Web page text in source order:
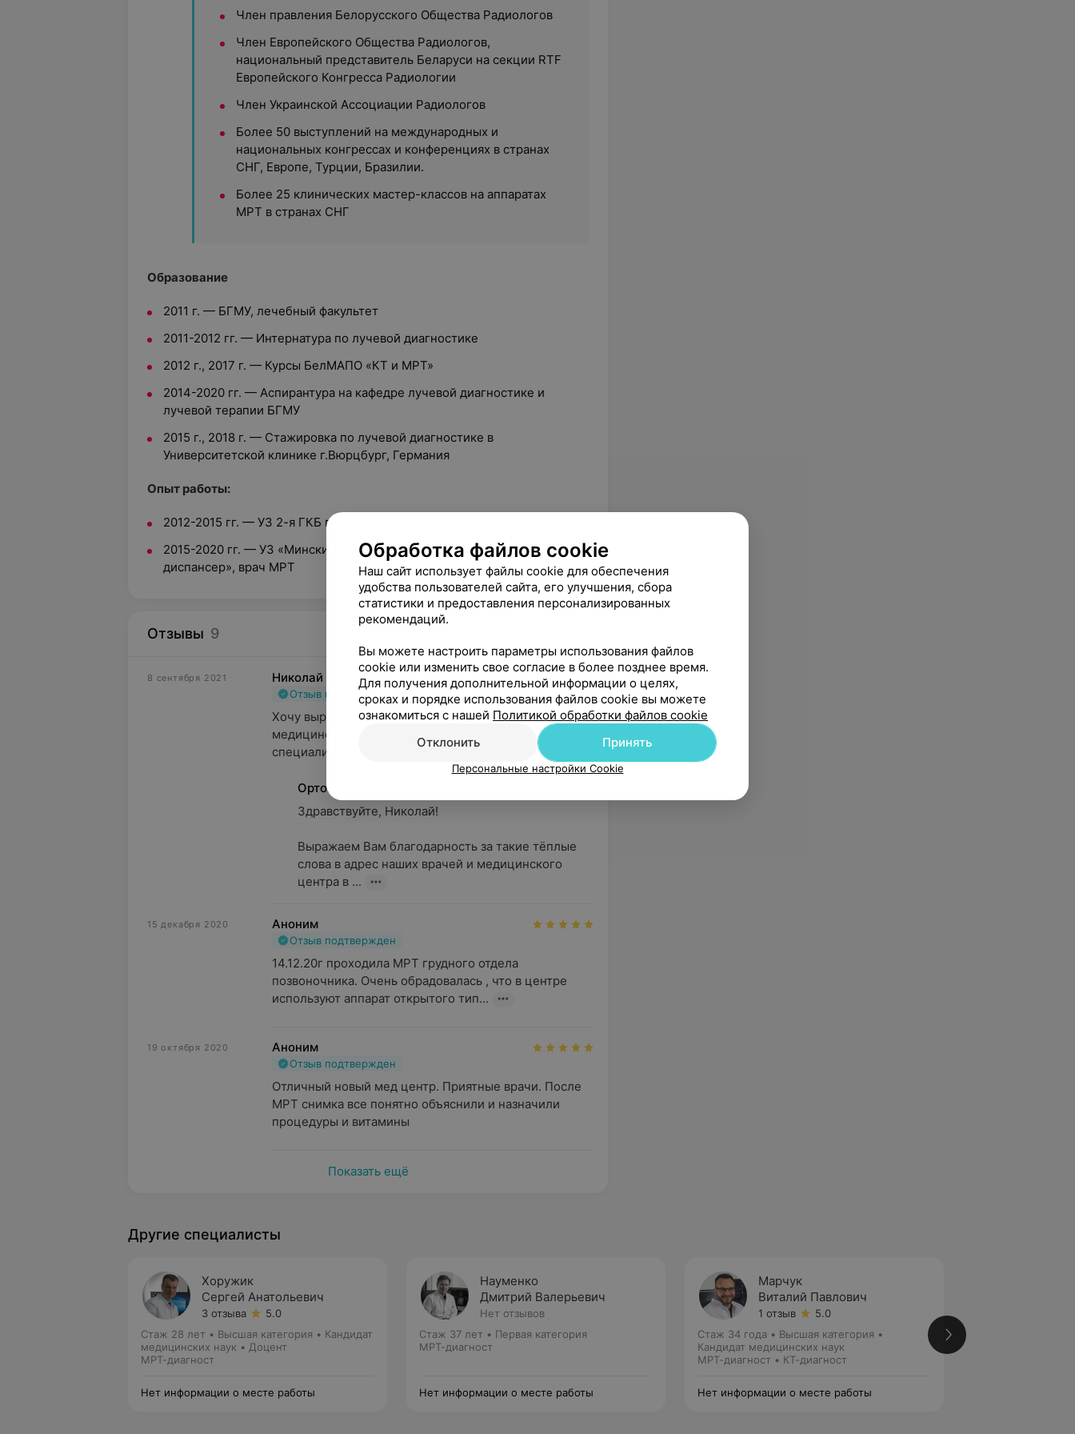
Член правления Белорусского Общества Радиологов
Член Европейского Общества Радиологов,
национальный представитель Беларуси на секции RTF
Европейского Конгресса Радиологии
Член Украинской Ассоциации Радиологов
Более 50 выступлений на международных и
национальных конгрессах и конференциях в странах
СНГ, Европе, Турции, Бразилии.
Более 25 клинических мастер-классов на аппаратах
МРТ в странах СНГ
Образование
2011 г. — БГМУ, лечебный факультет
2011-2012 гг. — Интернатура по лучевой диагностике
2012 г., 2017 г. — Курсы БелМАПО «КТ и МРТ»
2014-2020 гг. — Аспирантура на кафедре лучевой диагностике и
лучевой терапии БГМУ
2015 г., 2018 г. — Стажировка по лучевой диагностике в
Университетской клинике г.Вюрцбург, Германия
Опыт работы:
2012-2015 гг. — УЗ 2-я ГКБ г.Минска, врач-рентгенолог (КТ, МРТ)
2015-2020 гг. — УЗ «Минский городской клинический онкологический
диспансер», врач МРТ
Отзывы 9
8 сентября 2021 Николай
Отзыв подтвержден Рекомендую
Хочу выразить огромную благодарность
медицинскому центру Ортоклиник. Отличные
специалисты, все грамотно, чётко, быстро. ...
Ортоклиник
Здравствуйте, Николай!
Выражаем Вам благодарность за такие тёплые
слова в адрес наших врачей и медицинского
центра в ...
15 декабря 2020 Аноним
Отзыв подтвержден
14.12.20г проходила МРТ грудного отдела
позвоночника. Очень обрадовалась , что в центре
используют аппарат открытого тип...
19 октября 2020 Аноним
Отзыв подтвержден
Отличный новый мед центр. Приятные врачи. После
МРТ снимка все понятно объяснили и назначили
процедуры и витамины
Показать ещё
Другие специалисты
Хоружик
Сергей Анатольевич
3 отзыва
5.0
Стаж 28 лет • Высшая категория • Кандидат
медицинских наук • Доцент
МРТ-диагност
Нет информации о месте работы
Науменко
Дмитрий Валерьевич
Нет отзывов
Стаж 37 лет • Первая категория
МРТ-диагност
Нет информации о месте работы
Марчук
Виталий Павлович
1 отзыв
5.0
Стаж 34 года • Высшая категория •
Кандидат медицинских наук
МРТ-диагност • КТ-диагност
Нет информации о месте работы
Обработка файлов cookie
Наш сайт использует файлы cookie для обеспечения
удобства пользователей сайта, его улучшения, сбора
статистики и предоставления персонализированных
рекомендаций.
Вы можете настроить параметры использования файлов
cookie или изменить свое согласие в более позднее время.
Для получения дополнительной информации о целях,
сроках и порядке использования файлов cookie вы можете
ознакомиться с нашей Политикой обработки файлов cookie
Отклонить
Принять
Персональные настройки Cookie